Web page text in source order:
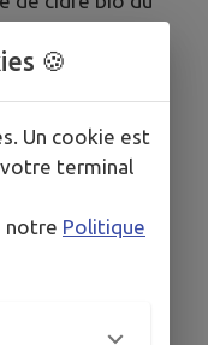
Grudé à
Fermières à
du Beaussay
gingembre
par mois).
(une fois
🍪
Un cookie est
terminal
notre Politique